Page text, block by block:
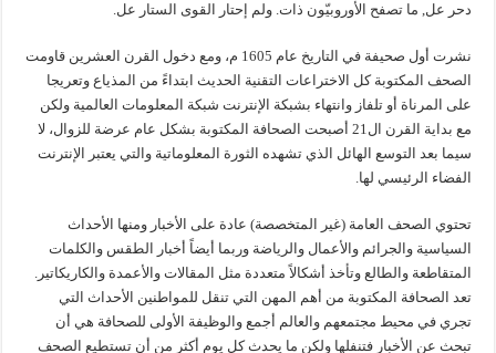
دحر عل, ما تصفح الأوروبيّون ذات. ولم إحتار القوى الستار عل.
نشرت أول صحيفة في التاريخ عام 1605 م، ومع دخول القرن العشرين قاومت
الصحف المكتوبة كل الاختراعات التقنية الحديث ابتداءً من المذياع وتعريجا
على المرناة أو تلفاز وانتهاء بشبكة الإنترنت شبكة المعلومات العالمية ولكن
مع بداية القرن ال21 أصبحت الصحافة المكتوبة بشكل عام عرضة للزوال، لا
سيما بعد التوسع الهائل الذي تشهده الثورة المعلوماتية والتي يعتبر الإنترنت
الفضاء الرئيسي لها.
تحتوي الصحف العامة (غير المتخصصة) عادة على الأخبار ومنها الأحداث
السياسية والجرائم والأعمال والرياضة وربما أيضاً أخبار الطقس والكلمات
المتقاطعة والطالع وتأخذ أشكالاً متعددة مثل المقالات والأعمدة والكاريكاتير.
تعد الصحافة المكتوبة من أهم المهن التي تنقل للمواطنين الأحداث التي
تجري في محيط مجتمعهم والعالم أجمع والوظيفة الأولى للصحافة هي أن
تبحث عن الأخبار فتنفلها ولكن ما يحدث كل يوم أكثر من أن تستطيع الصحف